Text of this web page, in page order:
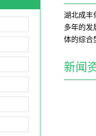
湖北成丰
多年的发
体的综合
新闻